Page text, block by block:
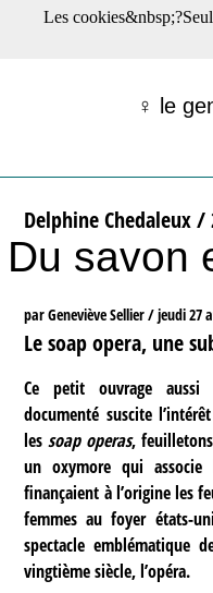
Films récents
Tribunes
Bloc-notes
Archives
S’abonner à la Lettre !
♀ le
Delphine Chedaleux /
Du savon
par Geneviève Sellier /jeudi 27
Le soap opera, une
Ce petit ouvrage
documenté suscite
lessoap operas,
un oxymore qui
finançaient à l’origine les
femmes au foyer états-
spectacle emblématique
vingtième siècle, l’opéra.
Les